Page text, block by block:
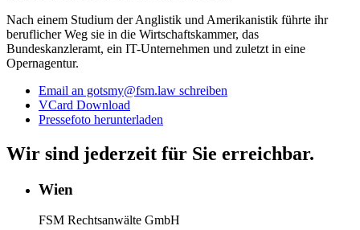
Nach einem Studium der Anglistik und Amerikanistik führte ihr
beruflicher Weg sie in die Wirtschaftskammer, das
Bundeskanzleramt, ein IT-Unternehmen und zuletzt in eine
Opernagentur.
Email an gotsmy@fsm.law schreiben
VCard Download
Pressefoto herunterladen
Wir sind jederzeit für Sie erreichbar.
Wien
FSM Rechtsanwälte GmbH